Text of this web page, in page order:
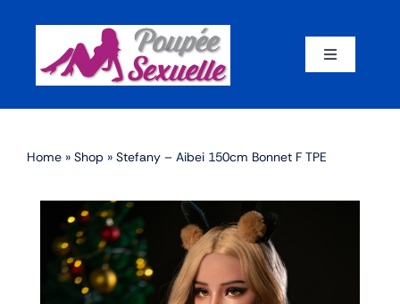
content
Toggle
Par corps
Par marque
Par matériaux
Home » Shop » Stefany – Aibei 150cm Bonnet F TPE